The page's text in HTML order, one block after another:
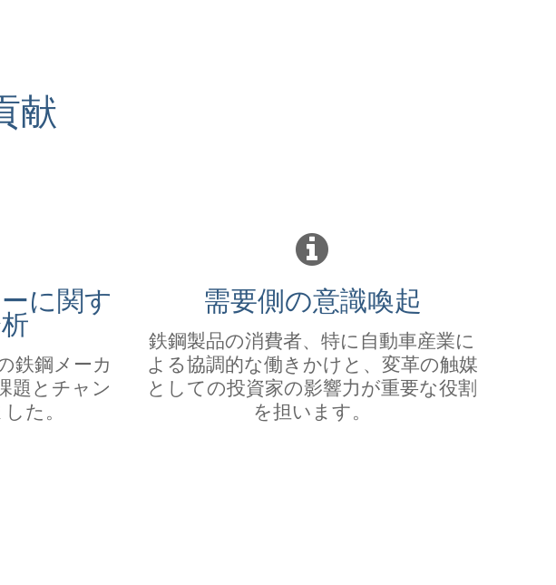
献
に関す
鉄鋼メーカ
題とチャン
た。
需要側の意識喚起
鉄鋼製品の消費者、特に自動車産業に
よる協調的な働きかけと、変革の触媒
としての投資家の影響力が重要な役割
を担います。